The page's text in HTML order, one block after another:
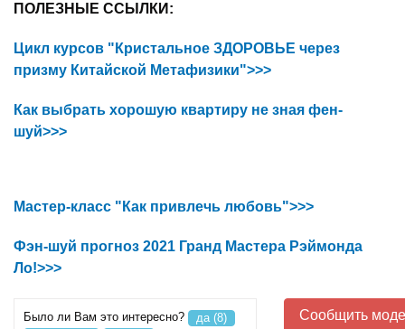
ПОЛЕЗНЫЕ ССЫЛКИ:
Цикл курсов "Кристальное ЗДОРОВЬЕ через
призму Китайской Метафизики">>>
Как выбрать хорошую квартиру не зная фен-
шуй>>>
Мастер-класс "Как привлечь любовь">>>
Фэн-шуй прогноз 2021 Гранд Мастера Рэймонда
Ло!>>>
Было ли Вам это интересно?
да (8)
Сообщить